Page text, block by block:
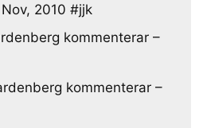
2010 #jjk
kommenterar –
kommenterar –